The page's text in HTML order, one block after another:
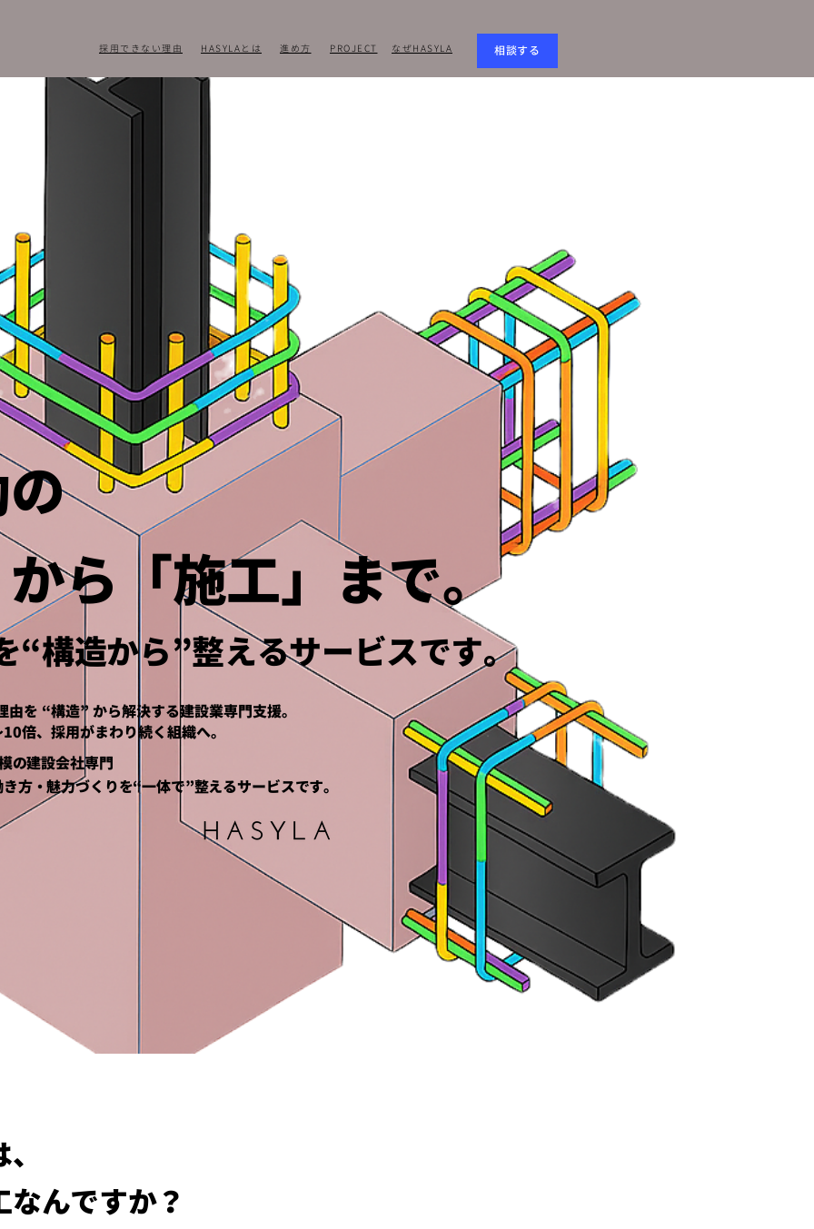
​採用できない理由 HASYLAとは 進め方 PROJECT なぜHASYLA 相談する
ら「施工」まで。
“構造から”整えるサービスです。
由を “構造” から解決する建設業専門支援。
倍、採用がまわり続く組織へ。
の建設会社専門
方・魅力づくりを“一体で”整えるサービスです。
んですか？